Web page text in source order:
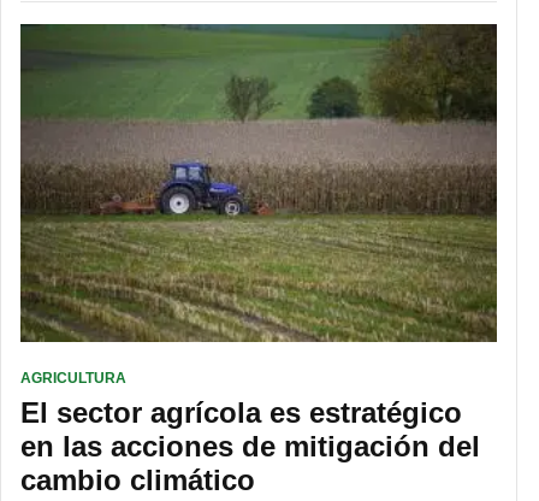
AGRICULTURA
El sector agrícola es estratégico
en las acciones de mitigación del
cambio climático